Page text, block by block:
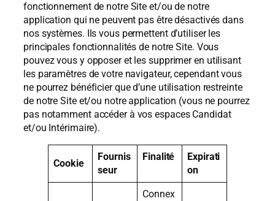
fonctionnement de notre Site et/ou de notre
application qui ne peuvent pas être désactivés dans
nos systèmes. Ils vous permettent d’utiliser les
principales fonctionnalités de notre Site. Vous
pouvez vous y opposer et les supprimer en utilisant
les paramètres de votre navigateur, cependant vous
ne pourrez bénéficier que d’une utilisation restreinte
de notre Site et/ou notre application (vous ne pourrez
pas notamment accéder à vos espaces Candidat
et/ou Intérimaire).
Cookie
Fournis
seur
Finalité
Expirati
on
Connex